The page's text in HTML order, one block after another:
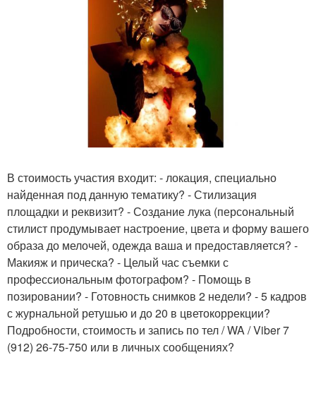
В стоимость участия входит: - локация, специально
найденная под данную тематику? - Стилизация
площадки и реквизит? - Создание лука (персональный
стилист продумывает настроение, цвета и форму вашего
образа до мелочей, одежда ваша и предоставляется? -
Макияж и прическа? - Целый час съемки с
профессиональным фотографом? - Помощь в
позировании? - Готовность снимков 2 недели? - 5 кадров
с журнальной ретушью и до 20 в цветокоррекции?
Подробности, стоимость и запись по тел / WA / Viber 7
(912) 26-75-750 или в личных сообщениях?